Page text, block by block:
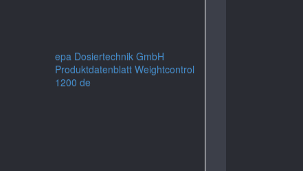
epa Dosiertechnik GmbH
Produktdatenblatt Weightcontrol
1200 de